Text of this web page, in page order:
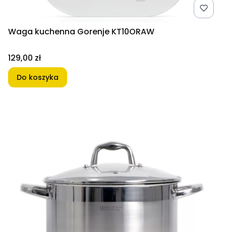
Waga kuchenna Gorenje KT10ORAW
Cena
129,00 zł
Do koszyka